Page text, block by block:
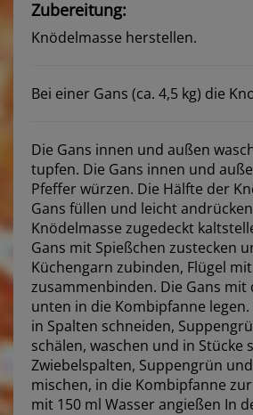
Zubereitung:
Knödelmasse herstellen.
Bei einer Gans (ca. 4,5 kg) die
Die Gans innen und außen
tupfen. Die Gans innen und
Pfeffer würzen. Die Hälfte der
Gans füllen und leicht
Knödelmasse zugedeckt
Gans mit Spießchen zustecken
Küchengarn zubinden, Flügel
zusammenbinden. Die Gans mit
unten in die Kombipfanne
in Spalten schneiden,
schälen, waschen und in Stücke
Zwiebelspalten, Suppengrün
mischen, in die Kombipfanne
mit 150 ml Wasser angießen In